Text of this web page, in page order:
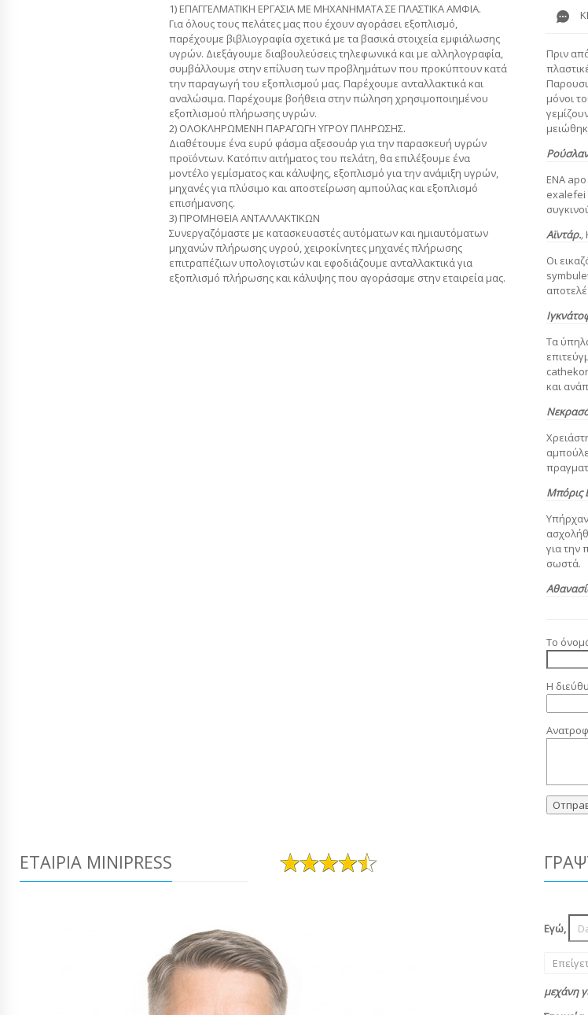
1) ΕΠΑΓΓΕΛΜΑΤΙΚΗ ΕΡΓΑΣΙΑ ΜΕ ΜΗΧΑΝΗΜΑΤΑ ΣΕ ΠΛΑΣΤΙΚΑ ΑΜΦΙΑ.
Για όλους τους πελάτες μας που έχουν αγοράσει εξοπλισμό,
παρέχουμε βιβλιογραφία σχετικά με τα βασικά στοιχεία εμφιάλωσης
υγρών. Διεξάγουμε διαβουλεύσεις τηλεφωνικά και με αλληλογραφία,
συμβάλλουμε στην επίλυση των προβλημάτων που προκύπτουν κατά
την παραγωγή του εξοπλισμού μας. Παρέχουμε ανταλλακτικά και
αναλώσιμα. Παρέχουμε βοήθεια στην πώληση χρησιμοποιημένου
εξοπλισμού πλήρωσης υγρών.
2) ΟΛΟΚΛΗΡΩΜΕΝΗ ΠΑΡΑΓΩΓΗ ΥΓΡΟΥ ΠΛΗΡΩΣΗΣ.
Διαθέτουμε ένα ευρύ φάσμα αξεσουάρ για την παρασκευή υγρών
προϊόντων. Κατόπιν αιτήματος του πελάτη, θα επιλέξουμε ένα
μοντέλο γεμίσματος και κάλυψης, εξοπλισμό για την ανάμιξη υγρών,
μηχανές για πλύσιμο και αποστείρωση αμπούλας και εξοπλισμό
επισήμανσης.
3) ΠΡΟΜΗΘΕΙΑ ΑΝΤΑΛΛΑΚΤΙΚΩΝ
Συνεργαζόμαστε με κατασκευαστές αυτόματων και ημιαυτόματων
μηχανών πλήρωσης υγρού, χειροκίνητες μηχανές πλήρωσης
επιτραπέζιων υπολογιστών και εφοδιάζουμε ανταλλακτικά για
εξοπλισμό πλήρωσης και κάλυψης που αγοράσαμε στην εταιρεία μας.
Πριν
μόνοι
ENA
exalefei
Αϊντάρ.,
Οι
Τα
και
Μπόρις
για την
σωστά.
Το
Η
ΕΤΑΙΡΊΑ MINIPRESS
Εγώ,
μεχάνη